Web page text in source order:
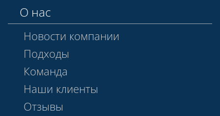
О нас
Новости компании
Подходы
Команда
Наши клиенты
Отзывы